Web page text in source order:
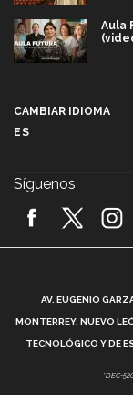
Aula
Vida
CAMBIAR IDIOMA
ES
Síguenos
AV. EUGENIO
MONTERREY, NUEVO
TECNOLÓGICO Y DE
*DEC-